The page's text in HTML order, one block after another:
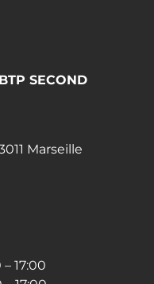
SECOND
Marseille
17:00